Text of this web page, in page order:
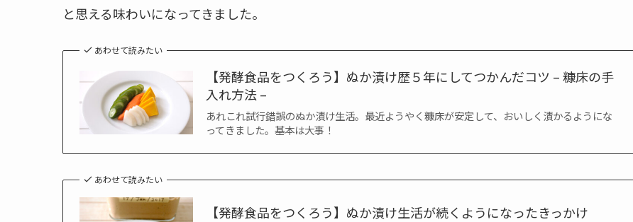
と思える味わいになってきました。
あわせて読みたい
【発酵食品をつくろう】ぬか漬け歴５年にしてつかんだコツ – 糠床の手
入れ方法 –
あれこれ試行錯誤のぬか漬け生活。最近ようやく糠床が安定して、おいしく漬かるようにな
ってきました。基本は大事！
あわせて読みたい
【発酵食品をつくろう】ぬか漬け生活が続くようになったきっかけ